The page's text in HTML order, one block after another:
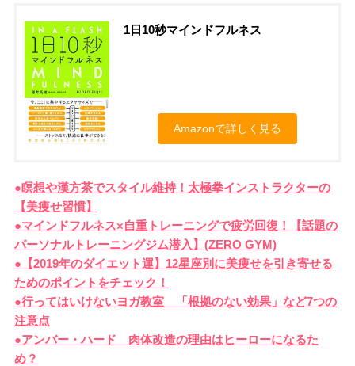
1日10秒マインドフルネス
Amazonで詳しく見る
●瞑想や漢方茶でスタイル維持！太極拳インストラクターの
【美痩せ習慣】
●マインドフルネス×自重トレーニングで疲労回復！【話題の
パーソナルトレーニングジム潜入】(ZERO GYM)
●【2019年のダイエット運】12星座別に美痩せを引き寄せる
ためのポイントをチェック！
●行ってはいけないヨガ教室 「根拠のない効果」など7つの
注意点
●アンバー・ハード 肉体改造の理由はヒーローになるた
め？